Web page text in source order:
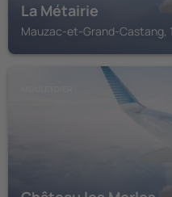
La Métairie
Mauzac-et-Grand-Castang,